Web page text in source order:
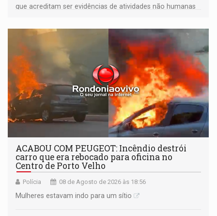
que acreditam ser evidências de atividades não humanas
órbita
ACABOU COM PEUGEOT: Incêndio destrói
carro que era rebocado para oficina no
Centro de Porto Velho
Polícia 08 de Agosto de 2026 às 18:56
Mulheres estavam indo para um sítio